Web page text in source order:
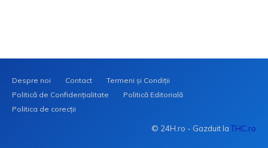
Despre noi Contact
Termeni și Condiții
Politică de Confidențialitate
Politică Editorială
Politica de corecții
© 24H.ro - Gazduit laTHC.ro